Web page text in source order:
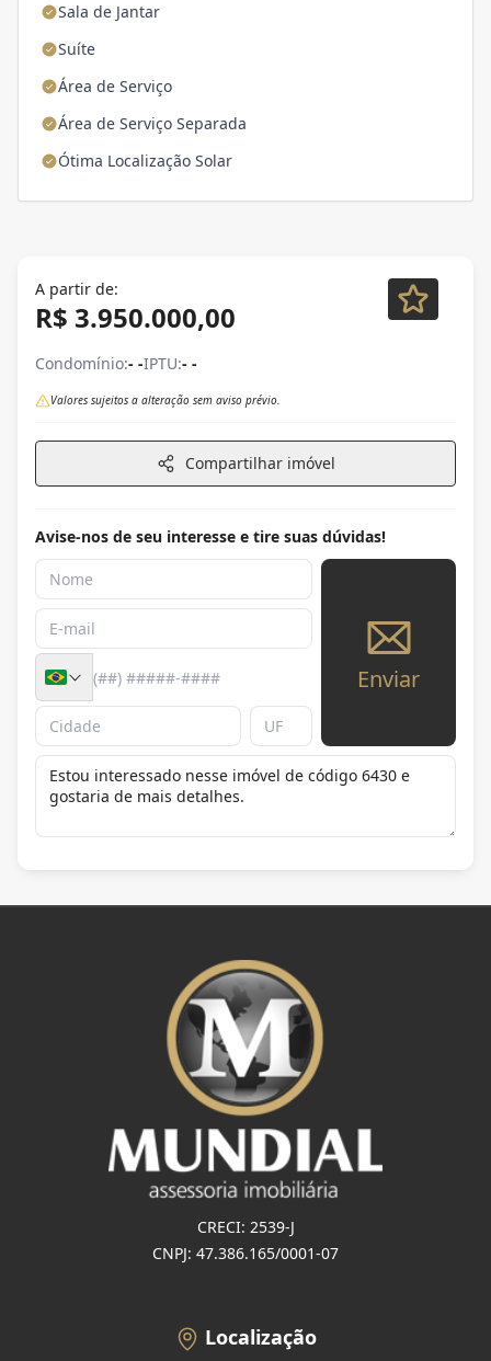
Sala de Jantar
Suíte
Área de Serviço
Área de Serviço Separada
Ótima Localização Solar
A partir de:
R$ 3.950.000,00
Condomínio:- -IPTU:- -
Valores sujeitos a alteração sem aviso prévio.
Compartilhar imóvel
Avise-nos de seu interesse e tire suas dúvidas!
Enviar
CRECI: 2539-J
CNPJ: 47.386.165/0001-07
Localização